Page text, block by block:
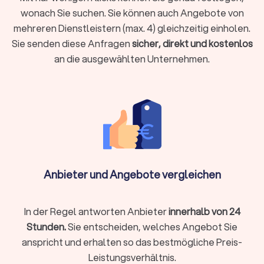
einen Abschied im kleinen Kreis wünschen.
Tipp: Wenn Sie unsicher sind, rufen Sie zuerst einen
Bestatter an. Er erklärt Ihnen die nächsten Schritte
verständlich und hilft Ihnen dabei, Entscheidungen
Leistungen & Spezialfälle
Ein guter Bestatter in Heiligenhaus ist Ihr Partner, der von der
ersten Klärung bis zur Trauerfeier zuverlässig an Ihrer Seite
hygienische Versorgung
Vorbereitung auf Aufbahrung oder Trauerfeier
✓
Organisationvon Termin, Ort und Ablauf der
Beisetzung
Unterstützungbei Formalitäten (Sterbeurkunde,
wonach Sie suchen. Sie können auch Angebote von
mehreren Dienstleistern (max. 4) gleichzeitig einholen.
Sie senden diese Anfragensicher, direkt und kostenlos
an die ausgewählten Unternehmen.
Anbieter und Angebote vergleichen
In der Regel antworten Anbieterinnerhalb von 24
Stunden.Sie entscheiden, welches Angebot Sie
anspricht und erhalten so das bestmögliche Preis-
Leistungsverhältnis.